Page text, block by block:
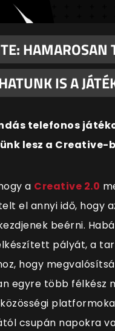
HAMAROSAN
IS A
telefonos
lesz a Creative-
a Creative 2.0
el annyi idő, hogy
beérni.
ített pályát, a
hogy
egyre több félkész
csupán napokra